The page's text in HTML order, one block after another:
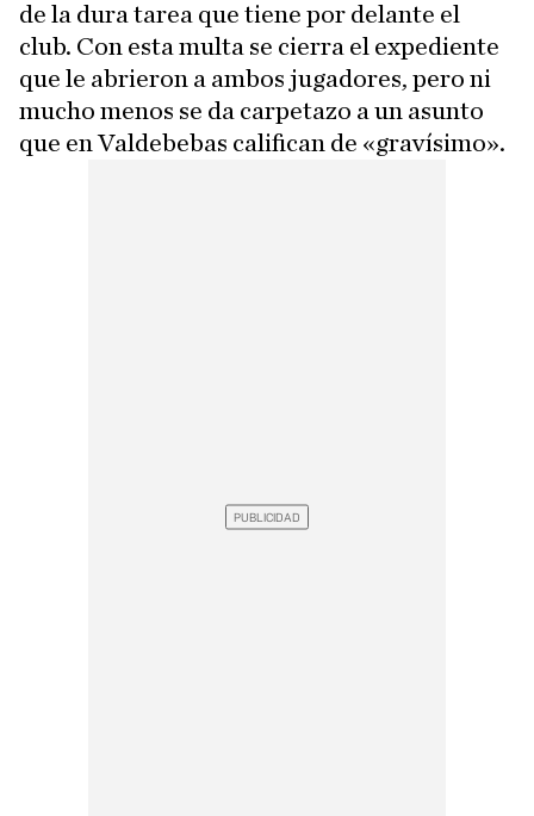
de la dura tarea que tiene por delante el
club. Con esta multa se cierra el expediente
que le abrieron a ambos jugadores, pero ni
mucho menos se da carpetazo a un asunto
que en Valdebebas califican de «gravísimo».